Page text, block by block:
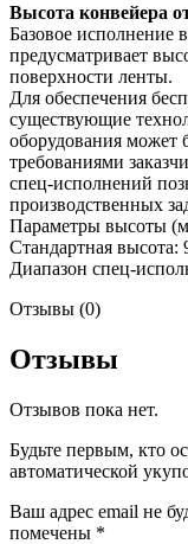
Высота конвейера
Базовое исполнение
предусматривает
поверхности ленты.
Для обеспечения
существующие
оборудования может
требованиями
спец-исполнений
производственных
Параметры высоты
Стандартная высота:
Диапазон спец-
Отзывы (0)
Отзывы
Отзывов пока нет.
Будьте первым, кто
автоматической
Ваш адрес email не
помечены *